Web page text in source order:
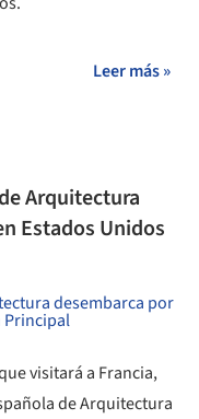
Leer más »
Arquitectura
Estados Unidos
visitará a Francia,
de Arquitectura